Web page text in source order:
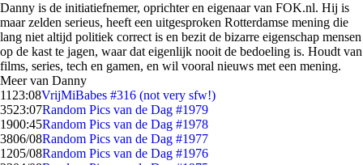
Danny is de initiatiefnemer, oprichter en eigenaar van FOK.nl. Hij is
maar zelden serieus, heeft een uitgesproken Rotterdamse mening die
lang niet altijd politiek correct is en bezit de bizarre eigenschap mensen
op de kast te jagen, waar dat eigenlijk nooit de bedoeling is. Houdt van
films, series, tech en gamen, en wil vooral nieuws met een mening.
Meer van Danny
11 23:08VrijMiBabes #316 (not very sfw!)
3523:07Random Pics van de Dag #1979
1900:45Random Pics van de Dag #1978
3806/08Random Pics van de Dag #1977
1205/08Random Pics van de Dag #1976